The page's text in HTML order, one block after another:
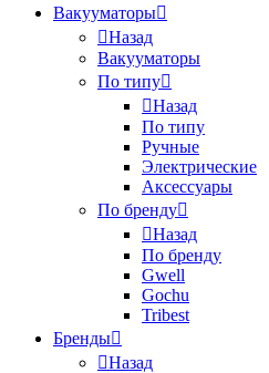
Вакууматоры
Назад
Вакууматоры
По типу
Назад
По типу
Ручные
Электрические
Аксессуары
По бренду
Назад
По бренду
Gwell
Gochu
Tribest
Бренды
Назад